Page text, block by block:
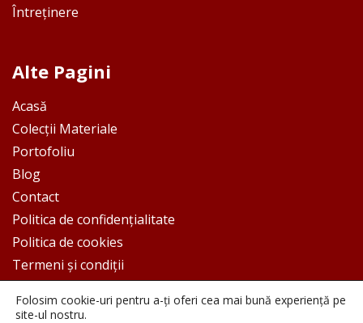
Întreținere
Alte Pagini
Acasă
Colecții Materiale
Portofoliu
Blog
Contact
Politica de confidențialitate
Politica de cookies
Termeni și condiții
Folosim cookie-uri pentru a-ți oferi cea mai bună experiență pe
site-ul nostru.